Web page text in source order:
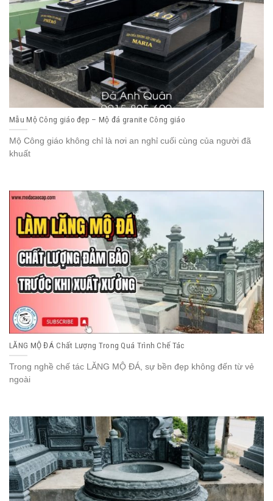
Mẫu Mộ Công giáo đẹp – Mộ đá granite Công giáo
Mộ Công giáo không chỉ là nơi an nghỉ cuối cùng của người đã
khuất
LĂNG MỘ ĐÁ Chất Lượng Trong Quá Trình Chế Tác
Trong nghề chế tác LĂNG MỘ ĐÁ, sự bền đẹp không đến từ vẻ
ngoài